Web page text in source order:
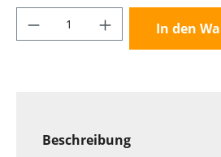
Produkt Anzahl: Gib
In den
Beschreibung